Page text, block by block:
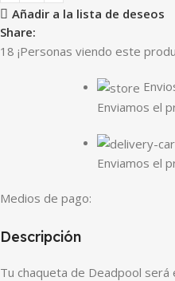
Añadir a la lista de deseos
Share:
18 ¡Personas viendo este
Enviamos el
Enviamos el
Medios de pago:
Descripción
Tu chaqueta de Deadpool